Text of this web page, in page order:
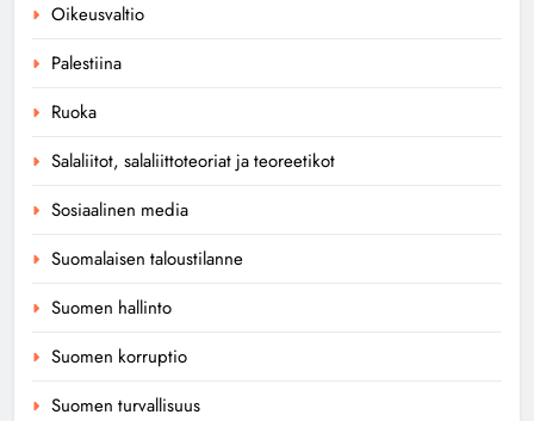
Oikeusvaltio
Palestiina
Ruoka
Salaliitot, salaliittoteoriat ja teoreetikot
Sosiaalinen media
Suomalaisen taloustilanne
Suomen hallinto
Suomen korruptio
Suomen turvallisuus